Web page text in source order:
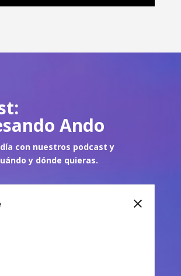
Ando
con nuestros podcast y
y dónde quieras.